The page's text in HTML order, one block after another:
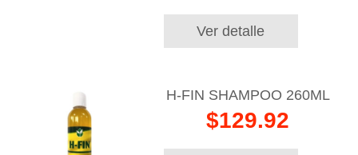
Ver detalle
H-FIN SHAMPOO 260ML
$129.92